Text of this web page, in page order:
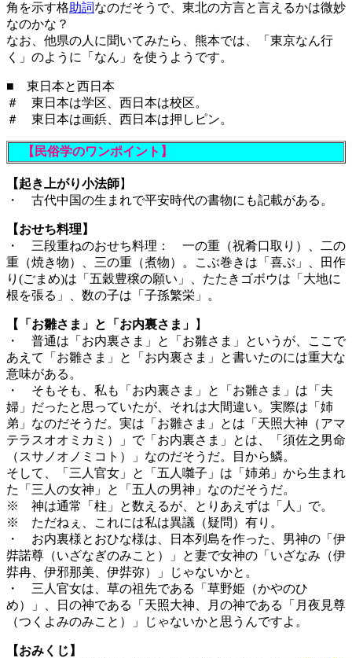
角を示す格助詞なのだそうで、東北の方言と言えるかは微妙
なのかな？
なお、他県の人に聞いてみたら、熊本では、「東京なん行
く」のように「なん」を使うようです。
■ 東日本と西日本
＃ 東日本は学区、西日本は校区。
＃ 東日本は画鋲、西日本は押しピン。
【民俗学のワンポイント】
【起き上がり小法師】
・ 古代中国の生まれで平安時代の書物にも記載がある。
【おせち料理】
・ 三段重ねのおせち料理： 一の重（祝肴口取り）、二の
重（焼き物）、三の重（煮物）。こぶ巻きは「喜ぶ」、田作
り(ごまめ)は「五穀豊穣の願い」、たたきゴボウは「大地に
根を張る」、数の子は「子孫繁栄」。
【「お雛さま」と「お内裏さま」
】
・ 普通は「お内裏さま」と「お雛さま」というが、ここで
あえて「お雛さま」と「お内裏さま」と書いたのには重大な
意味がある。
・ そもそも、私も「お内裏さま」と「お雛さま」は「夫
婦」だったと思っていたが、それは大間違い。実際は「姉
弟」なのだそうだ。実は「お雛さま」とは「天照大神（アマ
テラスオオミカミ）」で「お内裏さま」とは、「須佐之男命
（スサノオノミコト）」なのだそうだ。目から鱗。
そして、「三人官女」と「五人囃子」は「姉弟」から生まれ
た「三人の女神」と「五人の男神」なのだそうだ。
※ 神は通常「柱」と数えるが、とりあえずは「人」で。
※ ただねぇ、これには私は異議（疑問）有り。
・ お内裏様とおひな様は、日本列島を作った、男神の「伊
弉諾尊（いざなぎのみこと）」と妻で女神の「いざなみ（伊
弉冉、伊邪那美、伊弉弥）」じゃないかと。
・ 三人官女は、草の祖先である「草野姫（かやのひ
め）」、日の神である「天照大神、月の神である「月夜見尊
（つくよみのみこと）」じゃないかと思うんですよ。
【おみくじ】